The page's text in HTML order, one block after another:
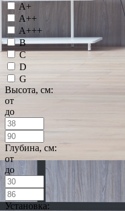
A+
A++
A+++
B
C
D
G
Высота, см:
от
до
Глубина, см:
от
до
Установка: